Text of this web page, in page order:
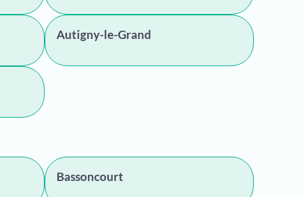
Autigny-le-Grand
Bassoncourt